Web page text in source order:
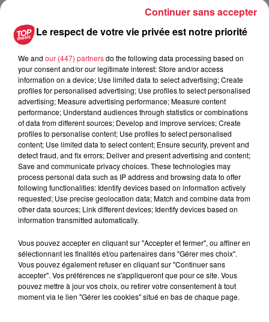
6 mars 2025 à 17h00
Lieu
Salle des Tanzmatten
67600 Sélestat
Organisateur https://www.jobconnect.fr/
Tarif Gratuit
Le respect de votre vie privée est notre priorité
We and our (447) partnersdo the following data processing based on
your consent and/or our legitimate interest: Store and/or access
information on a device; Use limited data to select advertising; Create
profiles for personalised advertising; Use profiles to select personalised
advertising; Measure advertising performance; Measure content
performance; Understand audiences through statistics or combinations
of data from different sources; Develop and improve services; Create
profiles to personalise content; Use profiles to select personalised
content; Use limited data to select content; Ensure security, prevent and
detect fraud, and fix errors; Deliver and present advertising and content;
Save and communicate privacy choices. These technologies may
process personal data such as IP address and browsing data to offer
following functionalities: Identify devices based on information actively
requested; Use precise geolocation data; Match and combine data from
other data sources; Link different devices; Identify devices based on
information transmitted automatically.
Vous pouvez accepter en cliquant sur "Accepter et fermer", ou affiner en
sélectionnant les finalités et/ou partenaires dans "Gérer mes choix".
Vous pouvez également refuser en cliquant sur "Continuer sans
accepter". Vos préférences ne s'appliqueront que pour ce site. Vous
pouvez mettre à jour vos choix, ou retirer votre consentement à tout
moment via le lien "Gérer les cookies" situé en bas de chaque page.
Continuer sans accepter